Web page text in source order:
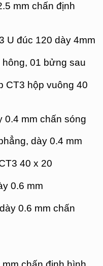
mm chấn định
U đúc 120 dày 4mm
01 bửng sau
CT3 hộp vuông 40
0.4 mm chấn sóng
dày 0.4 mm
40 x 20
0.6 mm
0.6 mm chấn